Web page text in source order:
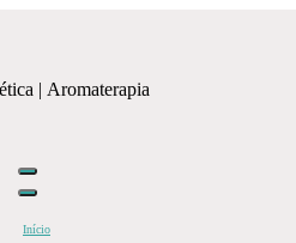
| Aromaterapia
Início